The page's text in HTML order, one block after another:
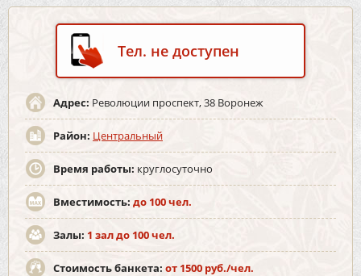
Тел. не доступен
Адрес: Революции проспект, 38 Воронеж
Район: Центральный
Время работы: круглосуточно
Вместимость: до 100 чел.
Залы: 1 зал до 100 чел.
Стоимость банкета: от 1500 руб./чел.